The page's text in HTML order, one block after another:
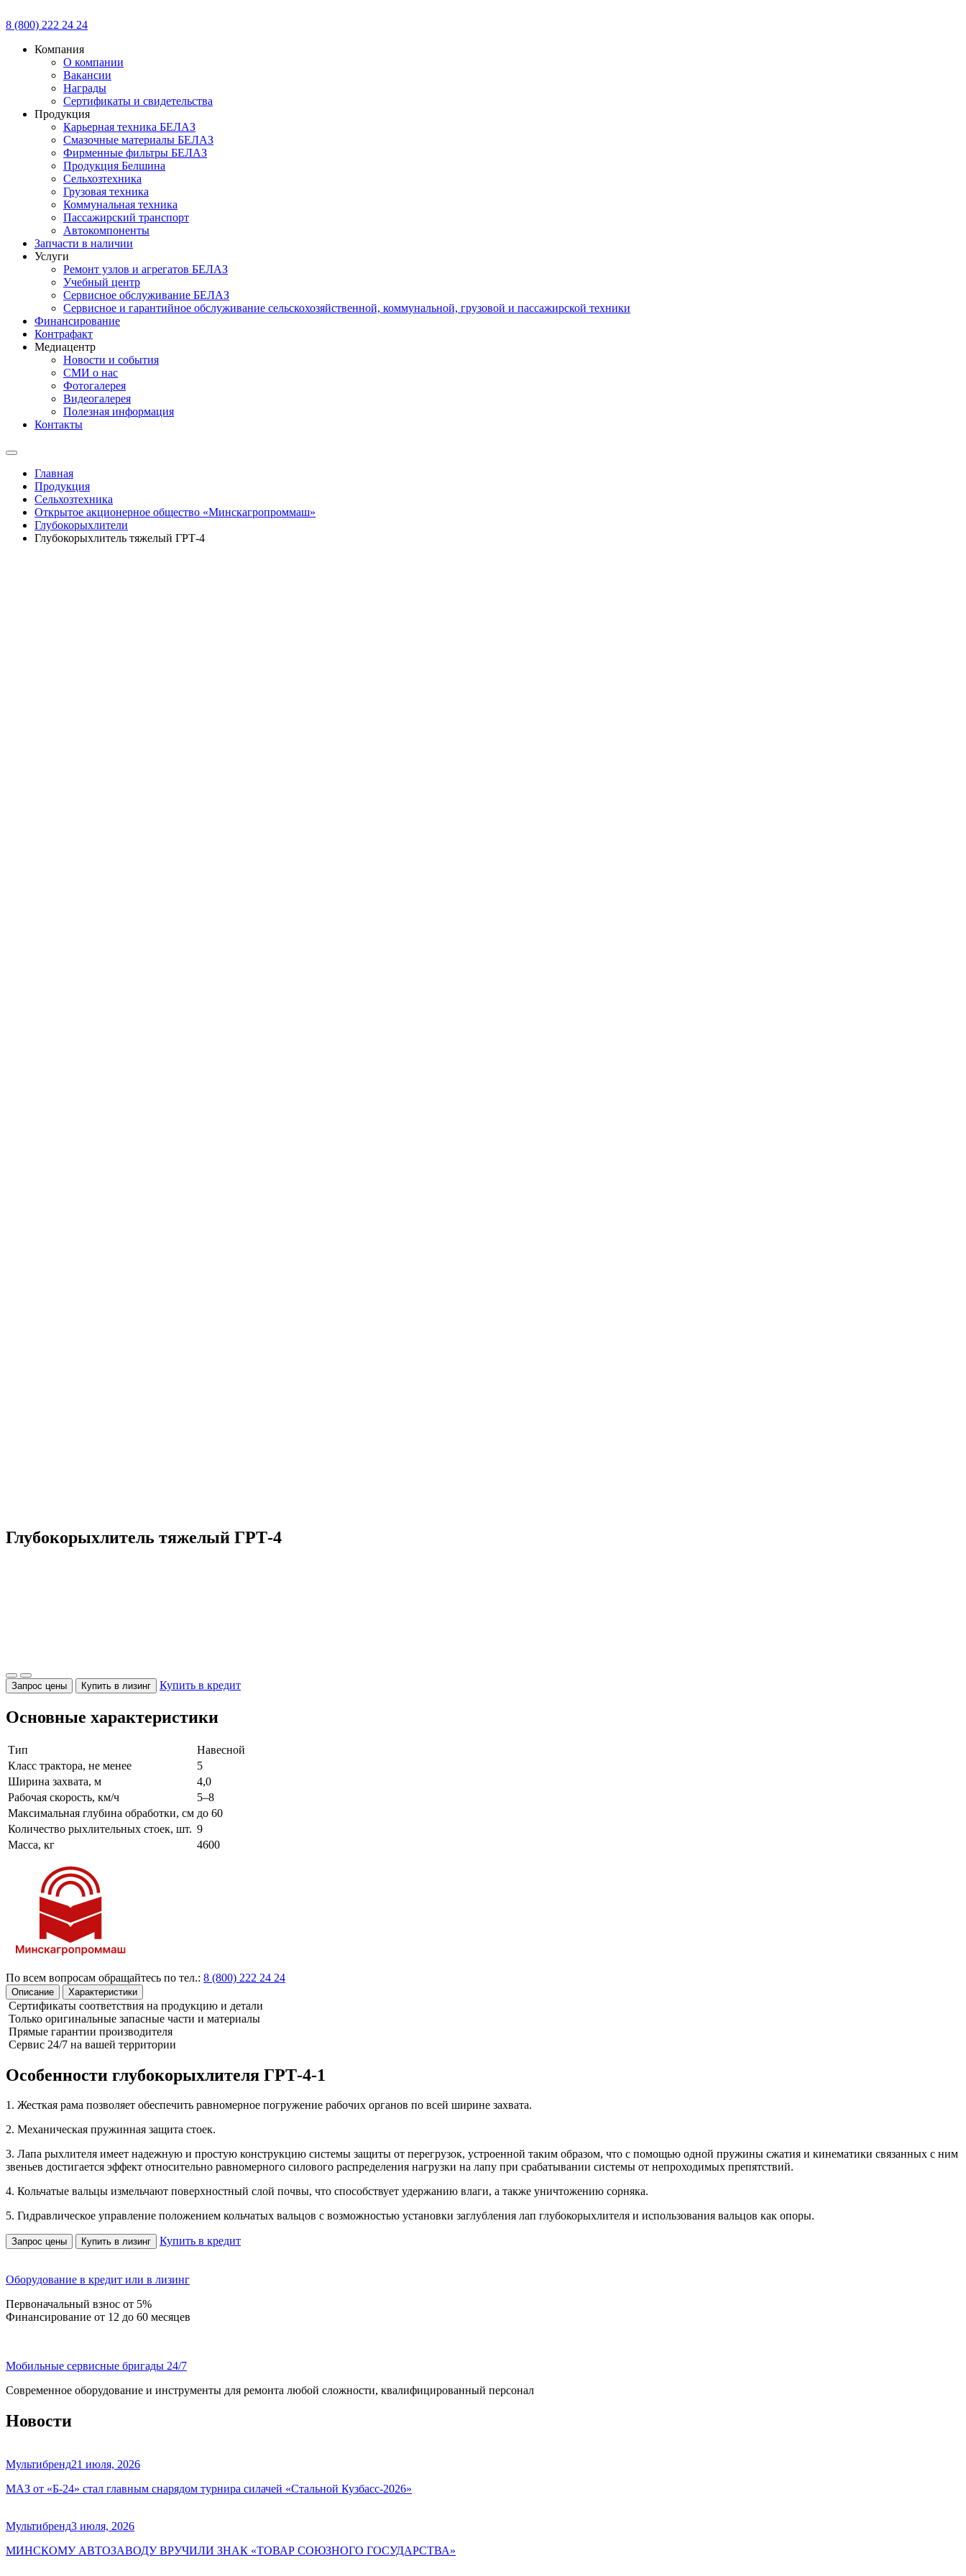
8 (800) 222 24 24
Компания
О компании
Вакансии
Награды
Сертификаты и свидетельства
Продукция
Карьерная техника БЕЛАЗ
Смазочные материалы БЕЛАЗ
Фирменные фильтры БЕЛАЗ
Продукция Белшина
Сельхозтехника
Грузовая техника
Коммунальная техника
Пассажирский транспорт
Автокомпоненты
Запчасти в наличии
Услуги
Ремонт узлов и агрегатов БЕЛАЗ
Учебный центр
Сервисное обслуживание БЕЛАЗ
Сервисное и гарантийное обслуживание сельскохозяйственной, коммунальной, грузовой и пассажирской техники
Финансирование
Контрафакт
Медиацентр
Новости и события
СМИ о нас
Фотогалерея
Видеогалерея
Полезная информация
Контакты
Главная
Продукция
Сельхозтехника
Открытое акционерное общество «Минскагропроммаш»
Глубокорыхлители
Глубокорыхлитель тяжелый ГРТ-4
Глубокорыхлитель тяжелый ГРТ-4
Запрос цены Купить в лизинг Купить в кредит
Основные характеристики
Тип
Навесной
Класс трактора, не менее
5
Ширина захвата, м
4,0
Рабочая скорость, км/ч
5–8
Максимальная глубина обработки, см до 60
Количество рыхлительных стоек, шт. 9
Масса, кг
4600
По всем вопросам обращайтесь по тел.: 8 (800) 222 24 24
Описание Характеристики
Сертификаты соответствия на продукцию и детали
Только оригинальные запасные части и материалы
Прямые гарантии производителя
Сервис 24/7 на вашей территории
Особенности глубокорыхлителя ГРТ-4-1
1. Жесткая рама позволяет обеспечить равномерное погружение рабочих органов по всей ширине захвата.
2. Механическая пружинная защита стоек.
3. Лапа рыхлителя имеет надежную и простую конструкцию системы защиты от перегрузок, устроенной таким образом, что с помощью одной пружины сжатия и кинематики связанных с ним
звеньев достигается эффект относительно равномерного силового распределения нагрузки на лапу при срабатывании системы от непроходимых препятствий.
4. Кольчатые вальцы измельчают поверхностный слой почвы, что способствует удержанию влаги, а также уничтожению сорняка.
5. Гидравлическое управление положением кольчатых вальцов с возможностью установки заглубления лап глубокорыхлителя и использования вальцов как опоры.
Запрос цены Купить в лизинг Купить в кредит
Оборудование в кредит или в лизинг
Первоначальный взнос от 5%
Финансирование от 12 до 60 месяцев
Мобильные сервисные бригады 24/7
Современное оборудование и инструменты для ремонта любой сложности, квалифицированный персонал
Новости
Мультибренд21 июля, 2026
МАЗ от «Б-24» стал главным снарядом турнира силачей «Стальной Кузбасс-2026»
Мультибренд3 июля, 2026
МИНСКОМУ АВТОЗАВОДУ ВРУЧИЛИ ЗНАК «ТОВАР СОЮЗНОГО ГОСУДАРСТВА»